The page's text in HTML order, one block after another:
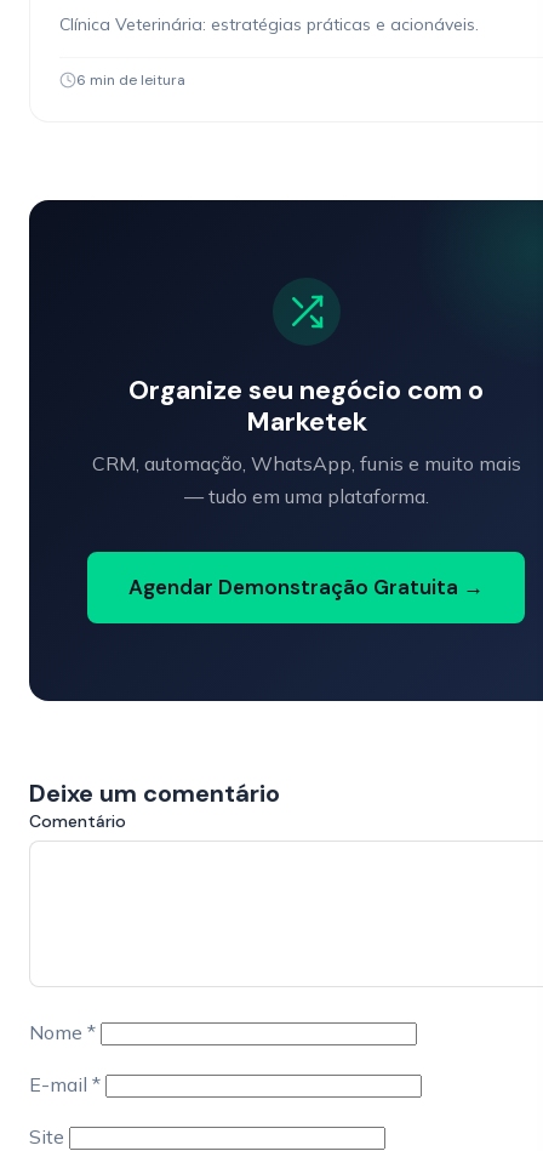
Clínica Veterinária: estratégias práticas e acionáveis.
6 min de leitura
Organize seu negócio com o
Marketek
CRM, automação, WhatsApp, funis e muito mais
— tudo em uma plataforma.
Agendar Demonstração Gratuita →
Deixe um comentário
Comentário
Nome *
E-mail *
Site